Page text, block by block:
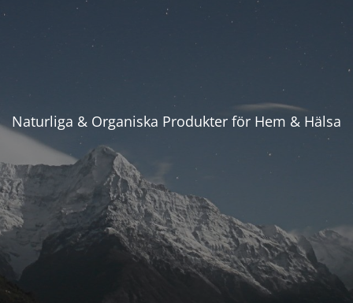
Naturliga & Organiska Produkter för Hem & Hälsa